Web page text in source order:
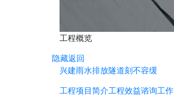
工程概览
隐藏返回
兴建雨水排放隧道刻不容缓
工程项目简介工程效益谘询工作